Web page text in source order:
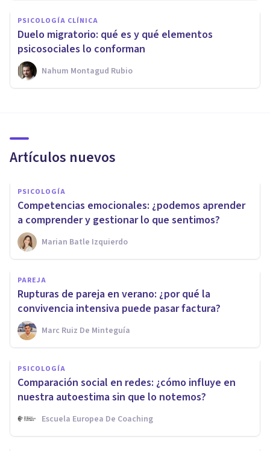
PSICOLOGÍA CLÍNICA
Duelo migratorio: qué es y qué elementos
psicosociales lo conforman
Nahum Montagud Rubio
Artículos nuevos
PSICOLOGÍA
Competencias emocionales: ¿podemos aprender
a comprender y gestionar lo que sentimos?
Marian Batle Izquierdo
PAREJA
Rupturas de pareja en verano: ¿por qué la
convivencia intensiva puede pasar factura?
Marc Ruiz De Minteguía
PSICOLOGÍA
Comparación social en redes: ¿cómo influye en
nuestra autoestima sin que lo notemos?
Escuela Europea De Coaching